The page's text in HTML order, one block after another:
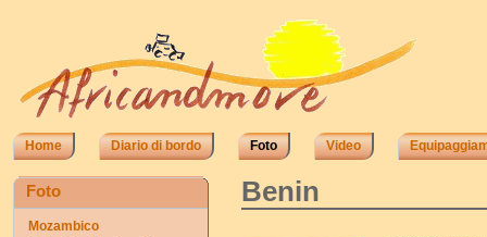
Home Diario di bordo Foto Video
Foto
Mozambico
Benin